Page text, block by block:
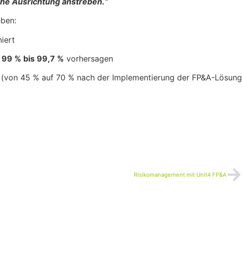
99 % bis 99,7 % vorhersagen
45 % auf 70 % nach der Implementierung der FP&A-Lösung
Risikomanagement mit Unit4 FP&A